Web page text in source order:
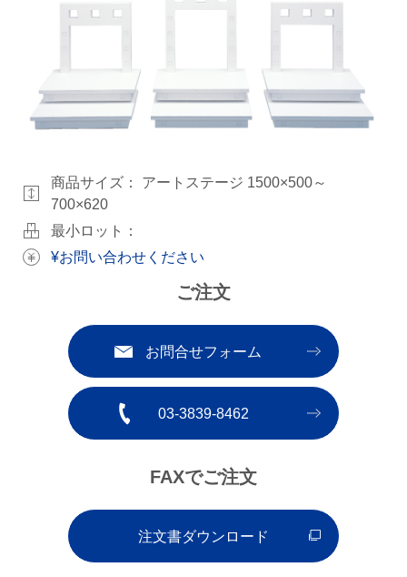
商品サイズ： アートステージ 1500×500～
700×620
最小ロット：
¥お問い合わせください
ご注文
お問合せフォーム
03-3839-8462
FAXでご注文
注文書ダウンロード